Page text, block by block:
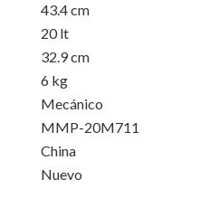
43.4 cm
20 lt
32.9 cm
6 kg
Mecánico
MMP-20M711
China
Nuevo